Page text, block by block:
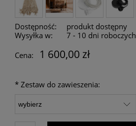
Dostępność:
produkt dostępny
Wysyłka w:
7 - 10 dni roboczych
Cena:
1 600,00 zł
* Zestaw do zawieszenia: